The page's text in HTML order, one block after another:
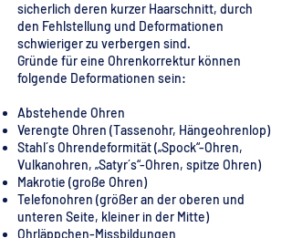
sicherlich deren kurzer Haarschnitt, durch
den Fehlstellung und Deformationen
schwieriger zu verbergen sind.
Gründe für eine Ohrenkorrektur können
folgende Deformationen sein:
Abstehende Ohren
Verengte Ohren (Tassenohr, Hängeohrenlop)
Stahl´s Ohrendeformität („Spock“-Ohren,
Vulkanohren, „Satyr´s“-Ohren, spitze Ohren)
Makrotie (große Ohren)
Telefonohren (größer an der oberen und
unteren Seite, kleiner in der Mitte)
Ohrläppchen-Missbildungen